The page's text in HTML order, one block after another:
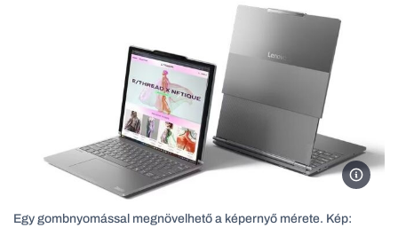
Kép
Egy gombnyomással megnövelhető a képernyő mérete. Kép: